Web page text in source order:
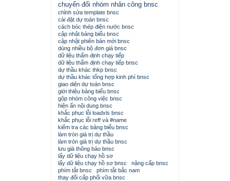
chuyển đổi nhóm nhân công bnsc
chỉnh sửa template bnsc
cài đặt dự toán bnsc
cách bóc thép điện nước bnsc
cập nhật bảng biểu bnsc
cập nhật phiên bản mới bnsc
dùng nhiều bộ đơn giá bnsc
dữ liệu thẩm định chạy tiếp
dữ liệu thẩm định chạy tiếp bnsc
dự thầu khác thkp bnsc
dự thầu khác tổng hợp kinh phí bnsc
giao diện dự toán bnsc
giới thiệu bảng biểu bnsc
gộp nhóm công việc bnsc
hiện ẩn nội dung bnsc
khắc phục lỗi loadxls bnsc
khắc phục lỗi reff và #name
kiểm tra các bảng biểu bnsc
làm tròn giá trị dự thầu
làm tròn giá trị dự thầu bnsc
lưu giá thông báo bnsc
lấy dữ liệu chạy hồ sơ
lấy dữ liệu chạy hồ sơ bnsc
nâng cấp bnsc
phím tắt bnsc
phím tắt bắc nam
thay đổi cấp phối vữa bnsc